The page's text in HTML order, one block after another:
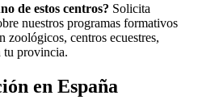
de estos centros? Solicita
nuestros programas formativos
zoológicos, centros ecuestres,
tu provincia.
en España